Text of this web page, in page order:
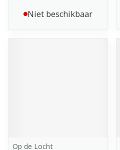
Niet beschikbaar
Op de Locht